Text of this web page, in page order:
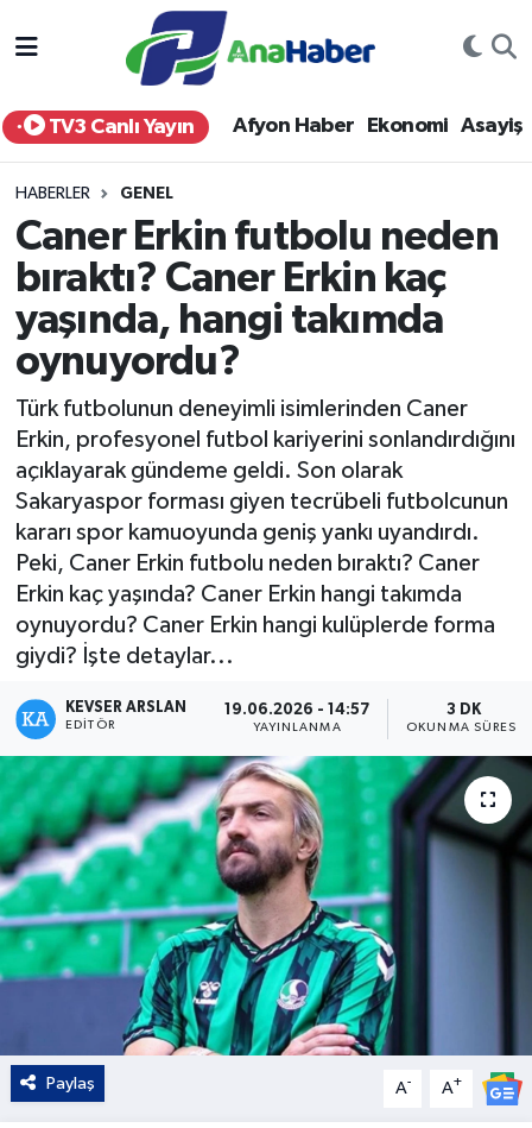
TV3 Canlı Yayın Afyon Haber Ekonomi Asayiş
HABERLER GENEL
Caner Erkin futbolu neden
bıraktı? Caner Erkin kaç
yaşında, hangi takımda
oynuyordu?
Türk futbolunun deneyimli isimlerinden Caner
Erkin, profesyonel futbol kariyerini sonlandırdığını
açıklayarak gündeme geldi. Son olarak
Sakaryaspor forması giyen tecrübeli futbolcunun
kararı spor kamuoyunda geniş yankı uyandırdı.
Peki, Caner Erkin futbolu neden bıraktı? Caner
Erkin kaç yaşında? Caner Erkin hangi takımda
oynuyordu? Caner Erkin hangi kulüplerde forma
giydi? İşte detaylar...
KEVSER ARSLAN
EDITÖR
19.06.2026 - 14:57
YAYINLANMA
3 DK
OKUNMA SÜRESI
Paylaş A- A+
Yurt Haber
Afyon Haber
Siyaset
Spor
Sağlık
Teknoloji
Kültür - Sanat
Yaşam
Afyonkarahisar Nöbetçi Eczaneler
Afyonkarahisar Hava Durumu
Afyonkarahisar Trafik Yoğunluk Haritası
Süper Lig Puan Durumu ve Fikstür
Son Dakika Haberleri
Haber Arşivi